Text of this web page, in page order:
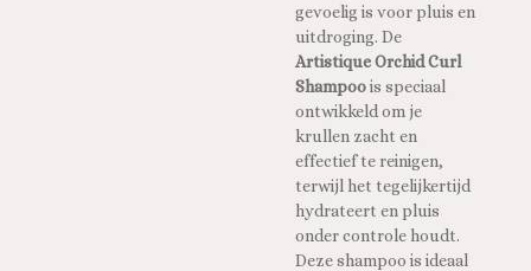
gevoelig is voor pluis en
uitdroging. De
Artistique Orchid Curl
Shampoois speciaal
ontwikkeld om je
krullen zacht en
effectief te reinigen,
terwijl het tegelijkertijd
hydrateert en pluis
onder controle houdt.
Deze shampoo is ideaal